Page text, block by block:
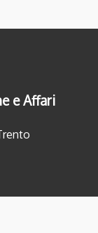
e Affari